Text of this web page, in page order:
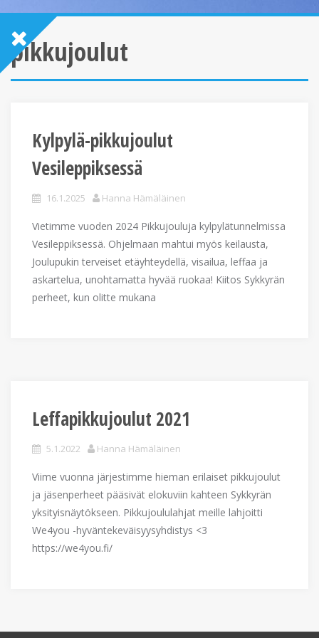
pikkujoulut
Kylpylä-pikkujoulut
Vesileppiksessä
16.1.2025 Hanna Hämäläinen
Vietimme vuoden 2024 Pikkujouluja kylpylätunnelmissa
Vesileppiksessä. Ohjelmaan mahtui myös keilausta,
Joulupukin terveiset etäyhteydellä, visailua, leffaa ja
askartelua, unohtamatta hyvää ruokaa! Kiitos Sykkyrän
perheet, kun olitte mukana
Leffapikkujoulut 2021
5.1.2022 Hanna Hämäläinen
Viime vuonna järjestimme hieman erilaiset pikkujoulut
ja jäsenperheet pääsivät elokuviin kahteen Sykkyrän
yksityisnäytökseen. Pikkujoululahjat meille lahjoitti
We4you -hyväntekeväisyysyhdistys <3
https://we4you.fi/